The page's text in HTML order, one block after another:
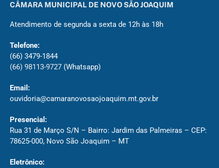
CÂMARA MUNICIPAL DE NOVO SÃO JOAQUIM
Atendimento de segunda a sexta de 12h às 18h
Telefone:
(66) 3479-1844
(66) 98113-9727 (Whatsapp)
Email:
ouvidoria@camaranovosaojoaquim.mt.gov.br
Presencial:
Rua 31 de Março S/N – Bairro: Jardim das Palmeiras – CEP:
78625-000, Novo São Joaquim – MT
Eletrônico: